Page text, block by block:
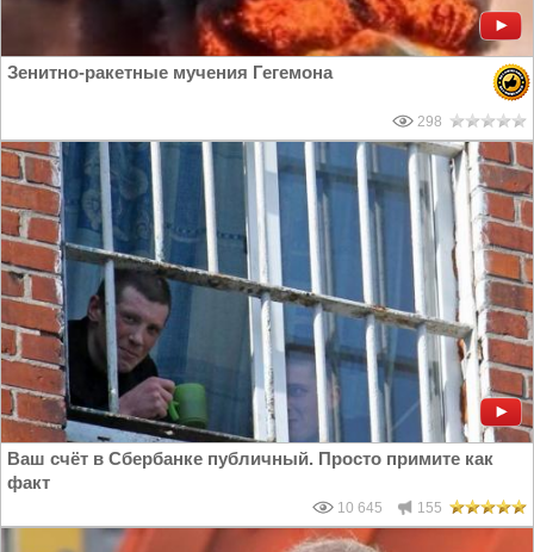
Зенитно-ракетные мучения Гегемона
298
Ваш счёт в Сбербанке публичный. Просто примите как
факт
10 645 155